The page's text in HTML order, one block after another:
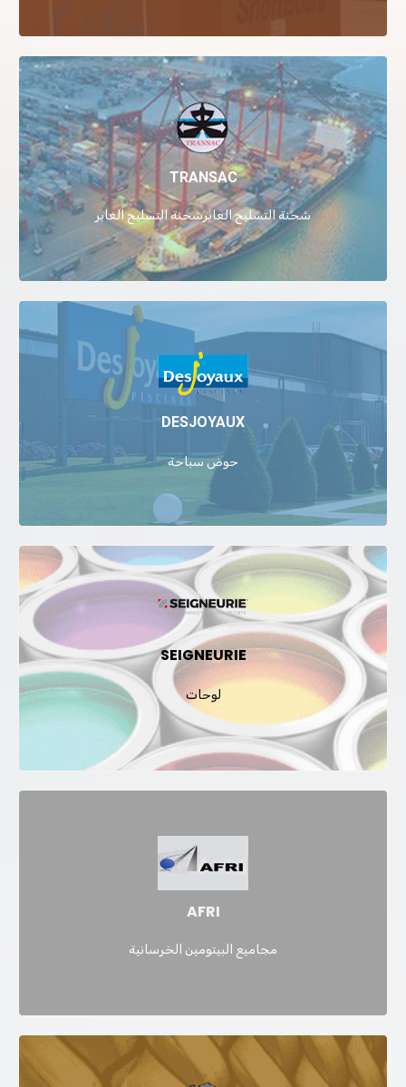
TRANSAC
شحنة التسليح العابرشحنة التسليح العابر
DESJOYAUX
حوض سباحة
SEIGNEURIE
لوحات
AFRI
مجاميع البيتومين الخرسانية